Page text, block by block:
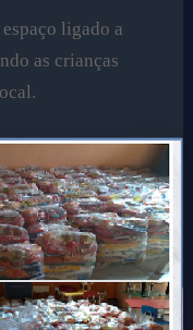
ligado a
as crianças